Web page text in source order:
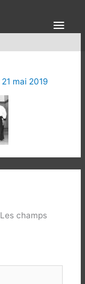
21 mai 2019
Les champs